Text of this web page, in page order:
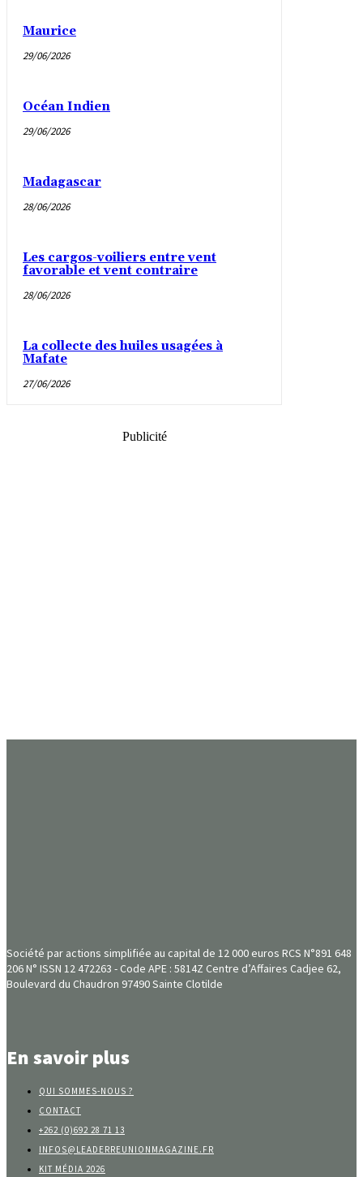
Maurice
29/06/2026
Océan Indien
29/06/2026
Madagascar
28/06/2026
Les cargos-voiliers entre vent
favorable et vent contraire
28/06/2026
La collecte des huiles usagées à
Mafate
27/06/2026
Publicité
Société par actions simplifiée au capital de 12 000 euros RCS N°891 648
206 N° ISSN 12 472263 - Code APE : 5814Z Centre d’Affaires Cadjee 62,
Boulevard du Chaudron 97490 Sainte Clotilde
En savoir plus
QUI SOMMES-NOUS ?
CONTACT
+262 (0)692 28 71 13
INFOS@LEADERREUNIONMAGAZINE.FR
KIT MÉDIA 2026